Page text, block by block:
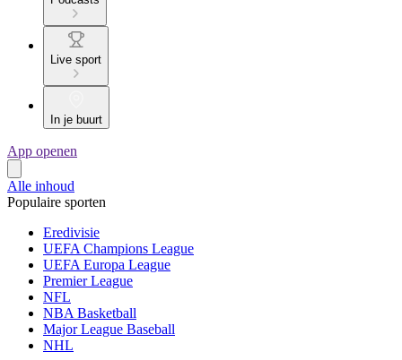
Live sport
In je buurt
App openen
Alle inhoud
Populaire sporten
Eredivisie
UEFA Champions League
UEFA Europa League
Premier League
NFL
NBA Basketball
Major League Baseball
NHL